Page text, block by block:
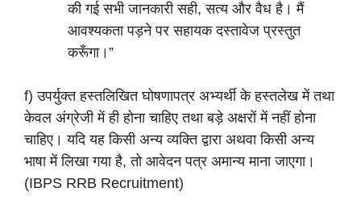
की गई सभी जानकारी सही, सत्य और वैध है। मैं
आवश्यकता पड़ने पर सहायक दस्तावेज प्रस्तुत
करूँगा।”
f) उपर्युक्त हस्तलिखित घोषणापत्र अभ्यर्थी के हस्तलेख में तथा
केवल अंग्रेजी में ही होना चाहिए तथा बड़े अक्षरों में नहीं होना
चाहिए। यदि यह किसी अन्य व्यक्ति द्वारा अथवा किसी अन्य
भाषा में लिखा गया है, तो आवेदन पत्र अमान्य माना जाएगा।
(IBPS RRB Recruitment)